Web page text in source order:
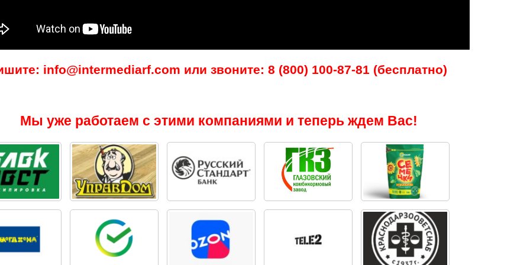
info@intermediarf.com или звоните: 8 (800) 100-87-81 (бесплатно)
Мы уже работаем с этими компаниями и теперь ждем Вас!